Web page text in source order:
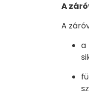
A
A
a